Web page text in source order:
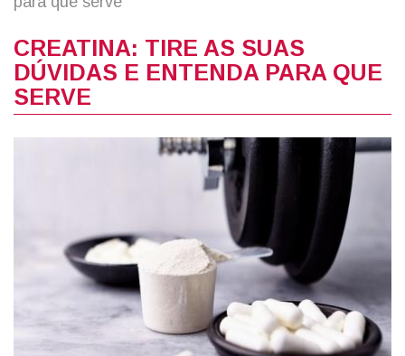
CREATINA: TIRE AS SUAS
DÚVIDAS E ENTENDA PARA QUE
SERVE